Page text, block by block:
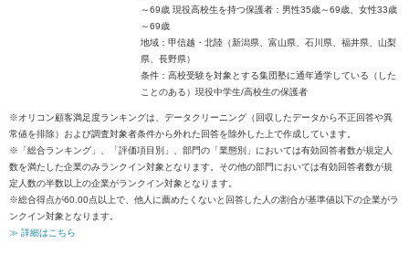
～69歳 現役高校生を持つ保護者：男性35歳～69歳、女性33歳
～69歳
地域：甲信越・北陸（新潟県、富山県、石川県、福井県、山梨
県、長野県）
条件：高校受験を対象とする集団塾に通年通学している（した
ことのある）現役中学生/高校生の保護者
※オリコン顧客満足度ランキングは、データクリーニング（回収したデータから不正回答や異
常値を排除）および調査対象者条件から外れた回答を除外した上で作成しています。
※「総合ランキング」、「評価項目別」、部門の「業態別」においては有効回答者数が規定人
数を満たした企業のみランクイン対象となります。その他の部門においては有効回答者数が規
定人数の半数以上の企業がランクイン対象となります。
※総合得点が60.00点以上で、他人に薦めたくないと回答した人の割合が基準値以下の企業がラ
ンクイン対象となります。
≫ 詳細はこちら